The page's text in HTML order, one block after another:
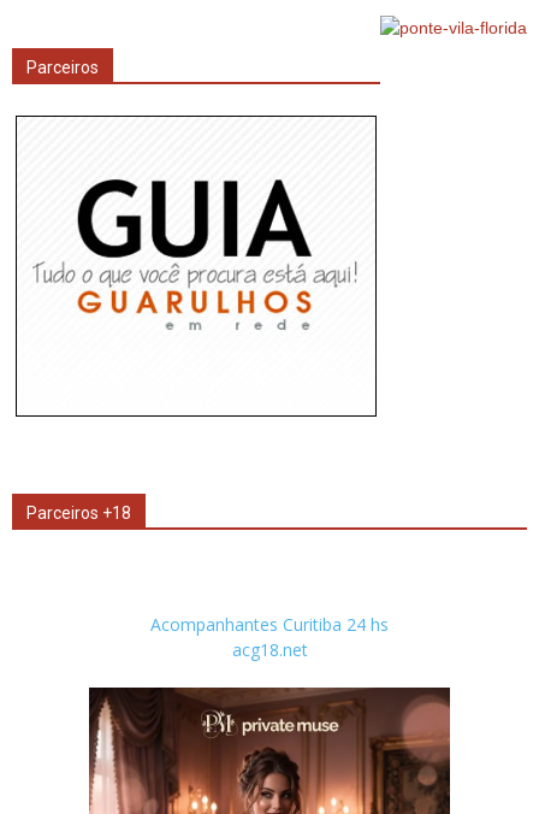
Parceiros
Parceiros +18
Acompanhantes Curitiba 24 hs
acg18.net